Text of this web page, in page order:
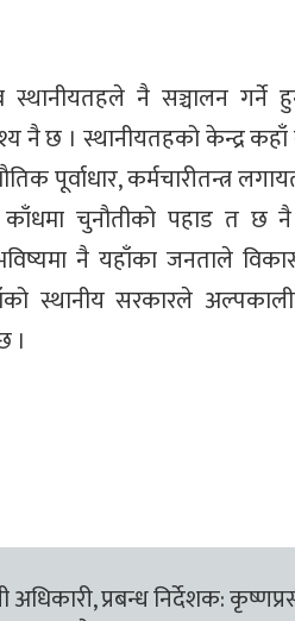
नै सञ्चालन गर्ने
नै छ । स्थानीयतहको केन्द्र कहाँ
पूर्वाधार, कर्मचारीतन्त्र
काँधमा चुनौतीको पहाड त छ
नै यहाँका जनताले
स्थानीय सरकारले
।
अधिकारी, प्रबन्ध निर्देशक: